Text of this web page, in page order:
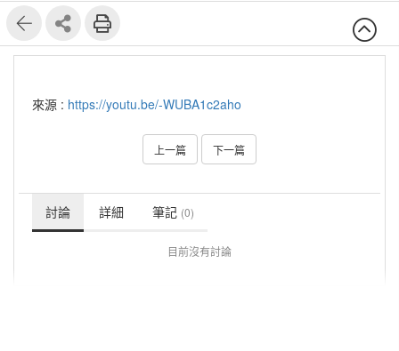
來源 : https://youtu.be/-WUBA1c2aho
上一篇 下一篇
討論 詳細 筆記 (0)
目前沒有討論